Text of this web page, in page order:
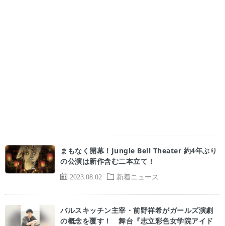
2023.08.02 新着ニュース
まもなく開幕！Jungle Bell Theater 約4年ぶり
の公演は新作含む二本立て！
バルスキッチン主宰・前野祥希がガールズ演劇
の概念を覆す！ 舞台『志立彩色女学院アイド